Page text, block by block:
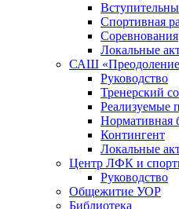
Спортивная
Соревнования
Локальные
САШ
Руководство
Тренерский
Реализуемые
Нормативная
Контингент
Локальные
Центр ЛФК и
Руководство
Общежитие УОР
Библиотека